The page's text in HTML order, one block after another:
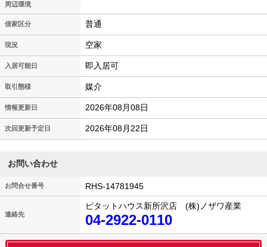
周辺環境
借家区分 普通
現況 空家
入居可能日 即入居可
取引態様 媒介
情報更新日 2026年08月08日
次回更新予定日 2026年08月22日
お問い合わせ
お問合せ番号 RHS-14781945
連絡先
ピタットハウス新所沢店 (株)ノザワ産業
04-2922-0110